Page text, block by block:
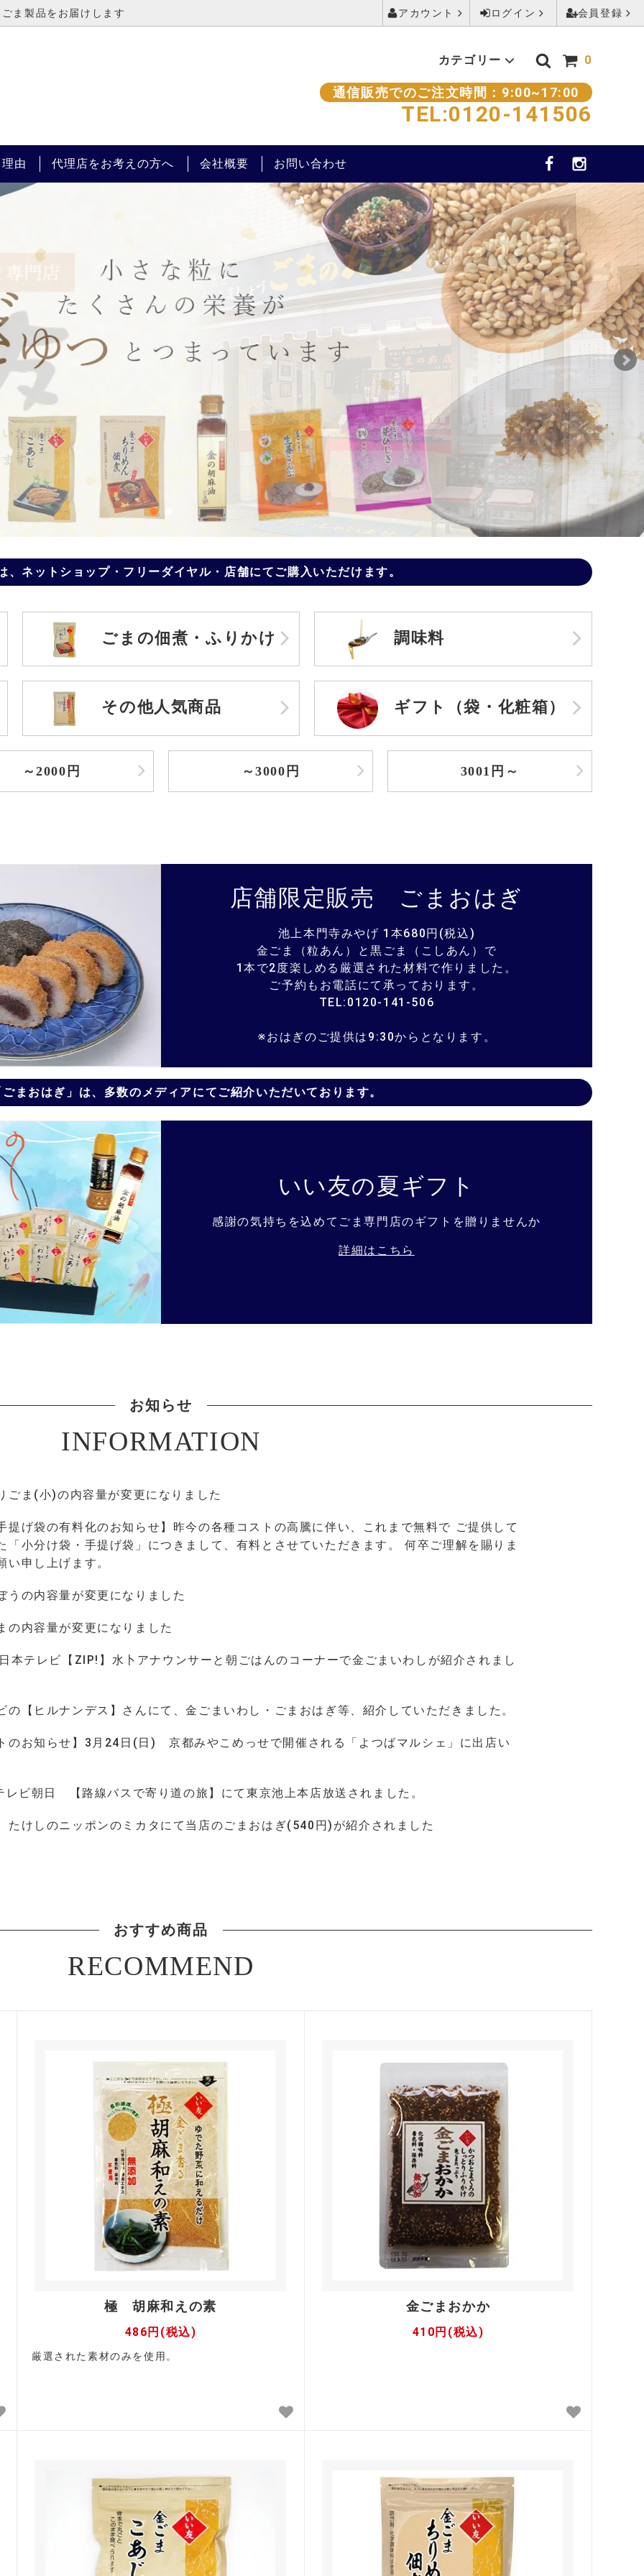
会員登録
ログイン
アカウント
ま製品をお届けします
0
カテゴリー
ごまのお菓子
～
通信販売でのご注文時間：9:00~17:00
TEL:0120-141506
由 代理店をお考えの方へ 会社概要 お問い合わせ
、ネットショップ・フリーダイヤル・店舗にてご購入いただけます。
ごまの佃煮・ふりかけ 調味料
その他人気商品 ギフト（袋・化粧箱）
～2000円 ～3000円 3001円～
店舗限定販売 ごまおはぎ
池上本門寺みやげ 1本680円(税込)
金ごま（粒あん）と黒ごま（こしあん）で
1本で2度楽しめる厳選された材料で作りました。
ご予約もお電話にて承っております。
TEL:0120-141-506
※おはぎのご提供は9:30からとなります。
まおはぎ」は、 多数のメディアにてご紹介いただいております。
いい友の夏ギフト
感謝の気持ちを込めてごま専門店のギフトを贈りませんか
詳細はこちら
お知らせ
INFORMATION
ごま(小)の内容量が変更になりました
提げ袋の有料化のお知らせ】昨今の各種コストの高騰に伴い、これまで無料で ご提供して
「小分け袋・手提げ袋」につきまして、有料とさせていただきます。 何卒ご理解を賜りま
い申し上げます。
うの内容量が変更になりました
の内容量が変更になりました
テレビ【ZIP!】水卜アナウンサーと朝ごはんのコーナーで金ごまいわしが紹介されまし
の【ヒルナンデス】さんにて、金ごまいわし・ごまおはぎ等、紹介していただきました。
のお知らせ】3月24日(日) 京都みやこめっせで開催される「よつばマルシェ」に出店い
レビ朝日 【路線バスで寄り道の旅】にて東京池上本店放送されました。
けしのニッポンのミカタにて当店のごまおはぎ(540円)が紹介されました
おすすめ商品
RECOMMEND
極 胡麻和えの素
486円(税込)
厳選された素材のみを使用。
金ごまおかか
410円(税込)